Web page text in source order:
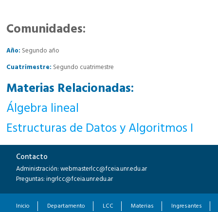
Comunidades:
Año: Segundo año
Cuatrimestre: Segundo cuatrimestre
Materias Relacionadas:
Álgebra lineal
Estructuras de Datos y Algoritmos I
Contacto
Administración: webmasterlcc@fceia.unr.edu.ar
Preguntas: ingrlcc@fceia.unr.edu.ar
Inicio Departamento LCC Materias Ingresantes